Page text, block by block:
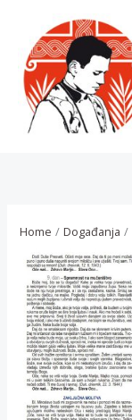
content
Home Događanja